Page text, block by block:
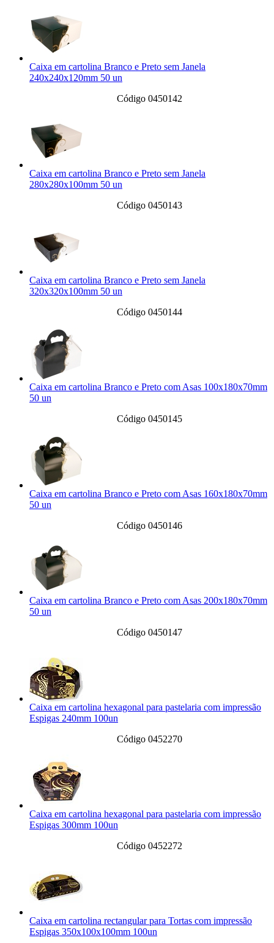
Caixa em cartolina Branco e Preto sem Janela
240x240x120mm 50 un
Código 0450142
Caixa em cartolina Branco e Preto sem Janela
280x280x100mm 50 un
Código 0450143
Caixa em cartolina Branco e Preto sem Janela
320x320x100mm 50 un
Código 0450144
Caixa em cartolina Branco e Preto com Asas 100x180x70mm
50 un
Código 0450145
Caixa em cartolina Branco e Preto com Asas 160x180x70mm
50 un
Código 0450146
Caixa em cartolina Branco e Preto com Asas 200x180x70mm
50 un
Código 0450147
Caixa em cartolina hexagonal para pastelaria com impressão
Espigas 240mm 100un
Código 0452270
Caixa em cartolina hexagonal para pastelaria com impressão
Espigas 300mm 100un
Código 0452272
Caixa em cartolina rectangular para Tortas com impressão
Espigas 350x100x100mm 100un